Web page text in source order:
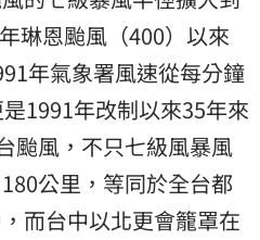
琳恩颱風（400）以來
年氣象署風速從每分鐘
1991年改制以來35年來
颱風，不只七級風暴風
公里，等同於全台都
而台中以北更會籠罩在